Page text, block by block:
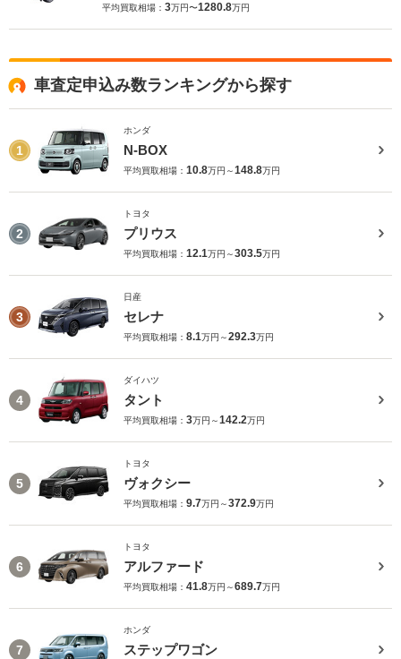
平均買取相場： 3万円〜1280.8万円
車査定申込み数ランキングから探す
1
ホンダ
N-BOX
平均買取相場： 10.8万円～148.8万円
2
トヨタ
プリウス
平均買取相場： 12.1万円～303.5万円
3
日産
セレナ
平均買取相場： 8.1万円～292.3万円
4
ダイハツ
タント
平均買取相場： 3万円～142.2万円
5
トヨタ
ヴォクシー
平均買取相場： 9.7万円～372.9万円
6
トヨタ
アルファード
平均買取相場： 41.8万円～689.7万円
7
ホンダ
ステップワゴン